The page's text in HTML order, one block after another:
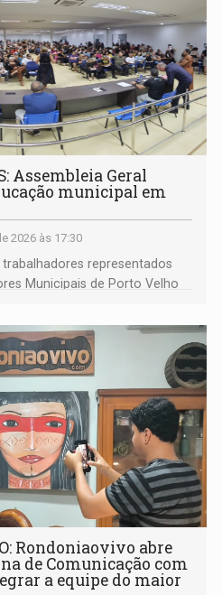
Assembleia Geral
municipal em
2026 às 17:30
representados
Municipais de Porto Velho
Rondoniaovivo abre
de Comunicação com
a equipe do maior